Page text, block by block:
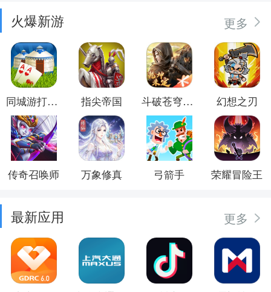
火爆新游 更多
同城游打大尖 指尖帝国 斗破苍穹：异火重燃 幻想之刃
传奇召唤师 万象修真 弓箭手 荣耀冒险王
最新应用 更多